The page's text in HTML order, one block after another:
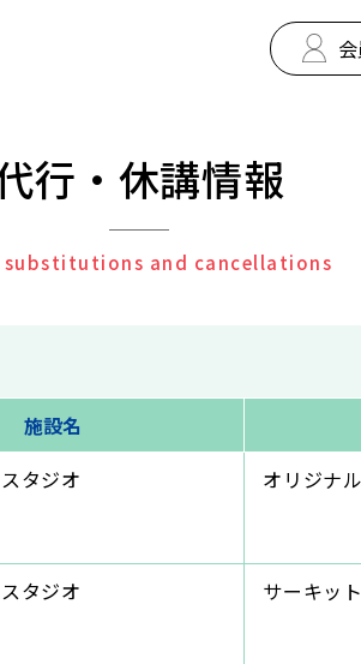
行・休講情報
substitutions and cancellations
施設名
タジオ オリジナ
タジオ サーキッ